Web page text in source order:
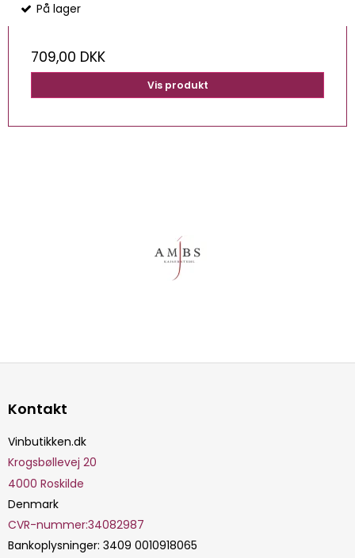
På lager
709,00 DKK
Vis produkt
Kontakt
Vinbutikken.dk
Krogsbøllevej 20
4000 Roskilde
Denmark
CVR-nummer:34082987
Bankoplysninger: 3409 0010918065